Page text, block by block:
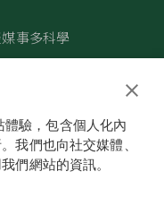
媒事多科學
驗，包含個人化內
我們也向社交媒體、
們網站的資訊。